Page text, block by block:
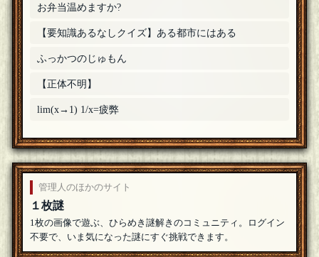
お弁当温めますか?
【要知識あるなしクイズ】ある都市にはある
ふっかつのじゅもん
【正体不明】
lim(x→1) 1/x=疲弊
管理人のほかのサイト
１枚謎
1枚の画像で遊ぶ、ひらめき謎解きのコミュニティ。ログイン
不要で、いま気になった謎にすぐ挑戦できます。